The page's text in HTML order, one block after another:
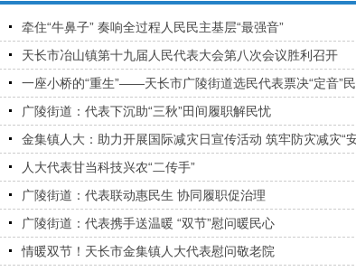
牵住“牛鼻子” 奏响全过程人民民主基层“最强音”
天长市冶山镇第十九届人民代表大会第八次会议胜利召开
一座小桥的“重生”——天长市广陵街道选民代表票决“定音”民
广陵街道：代表下沉助“三秋”田间履职解民忧
金集镇人大：助力开展国际减灾日宣传活动 筑牢防灾减灾“
人大代表甘当科技兴农“二传手”
广陵街道：代表联动惠民生 协同履职促治理
广陵街道：代表携手送温暖 “双节”慰问暖民心
情暖双节！天长市金集镇人大代表慰问敬老院